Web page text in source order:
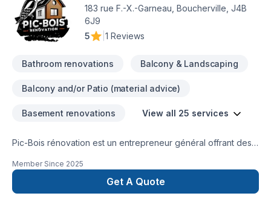
183 rue F.-X.-Garneau, Boucherville, J4B
6J9
5
1 Reviews
Bathroom renovations Balcony & Landscaping
Balcony and/or Patio (material advice)
Basement renovations View all 25 services
Pic-Bois rénovation est un entrepreneur général offrant des
travaux. Notre objectif est d'offrir des services polyvalents,
abordables et de qualité aux résidents de Boucherville et les
environs.Appelez-nous pour une estimation sans frais et sans
Member Since 2025
Get A Quote